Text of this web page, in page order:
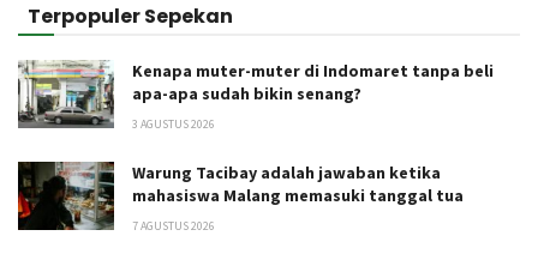
Terpopuler Sepekan
Kenapa muter-muter di Indomaret tanpa beli
apa-apa sudah bikin senang?
3 AGUSTUS 2026
Warung Tacibay adalah jawaban ketika
mahasiswa Malang memasuki tanggal tua
7 AGUSTUS 2026